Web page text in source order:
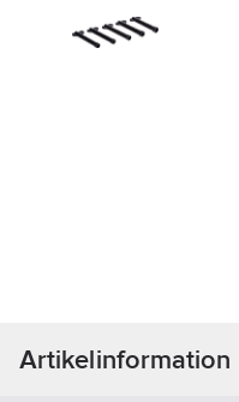
Artikelinformation